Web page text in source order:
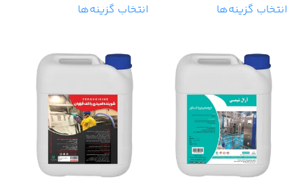
انتخاب گزینه‌ها انتخاب گزینه‌ها